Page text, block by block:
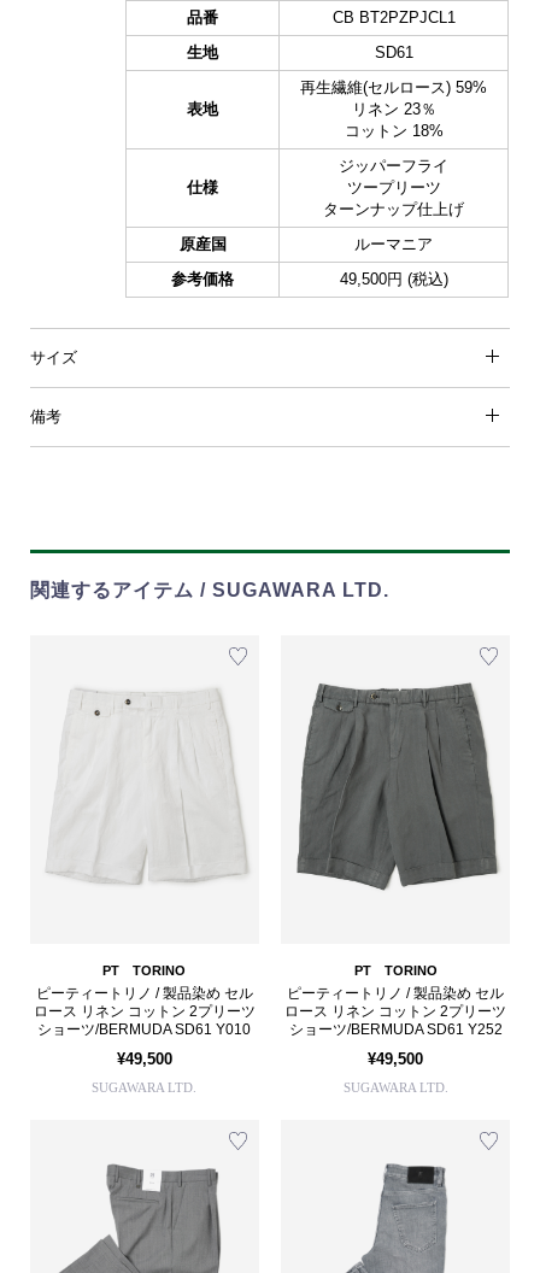
品番
CB BT2PZPJCL1
生地
SD61
表地
再生繊維(セルロース) 59%
リネン 23％
コットン 18%
仕様
ジッパーフライ
ツープリーツ
ターンナップ仕上げ
原産国
ルーマニア
参考価格
49,500円 (税込)
サイズ
備考
関連するアイテム / SUGAWARA LTD.
PT TORINO
ピーティートリノ / 製品染め セル
ロース リネン コットン 2プリーツ
ショーツ/BERMUDA SD61 Y010
¥49,500
SUGAWARA LTD.
PT TORINO
ピーティートリノ / 製品染め セル
ロース リネン コットン 2プリーツ
ショーツ/BERMUDA SD61 Y252
¥49,500
SUGAWARA LTD.